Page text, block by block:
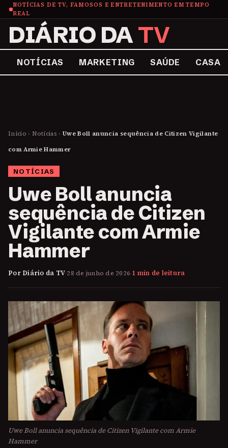
NOTÍCIAS DE TV, FAMOSOS E ENTRETENIMENTO EM TEMPO
REAL
DIÁRIO DATV
NOTÍCIAS MARKETING SAÚDE CASA
Início › Notícias › Uwe Boll anuncia sequência de Citizen Vigilante
com Armie Hammer
NOTÍCIAS
Uwe Boll anuncia
sequência de Citizen
Vigilante com Armie
Hammer
Por Diário da TV·28 de junho de 2026·1 min de leitura
Uwe Boll anuncia sequência de Citizen Vigilante com Armie
Hammer